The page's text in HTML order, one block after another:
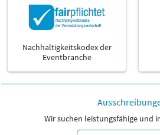
Nachhaltigkeitskodex der
Eventbranche
Wir suchen leistungsfähige und